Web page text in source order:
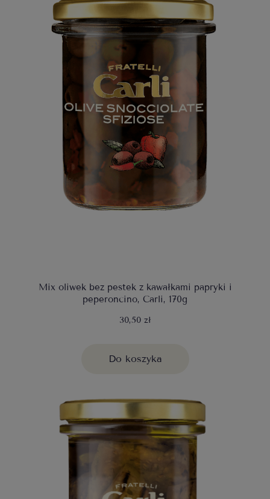
Mix oliwek bez pestek z kawałkami papryki i
peperoncino, Carli, 170g
30,50 zł
Do koszyka